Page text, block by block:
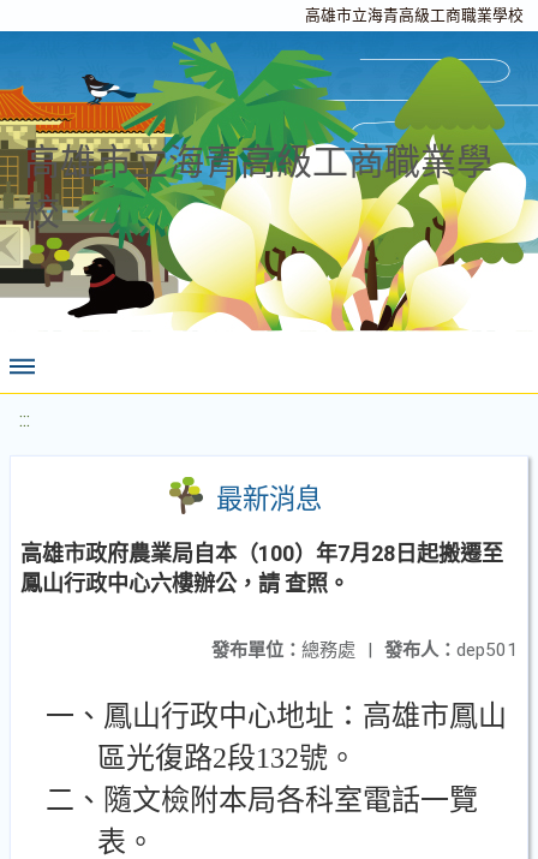
高雄市立海青高級工商職業學校
高雄市立海青高級工商職業學
校
:::
最新消息
高雄市政府農業局自本（100）年7月28日起搬遷至
鳳山行政中心六樓辦公，請 查照。
發布人： dep501
發布單位： 總務處 |
一、鳳山行政中心地址：高雄市鳳山
區光復路2段132號。
二、隨文檢附本局各科室電話一覽
表。